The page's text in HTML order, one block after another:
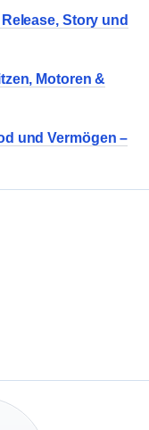
Story und
Motoren &
und Vermögen –